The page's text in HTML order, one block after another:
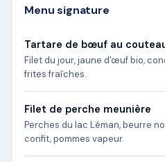
Menu signature
Tartare de bœuf au
Filet du jour, jaune d'œuf bio,
frites fraîches.
Filet de perche meunière
Perches du lac Léman, beurre
confit, pommes vapeur.